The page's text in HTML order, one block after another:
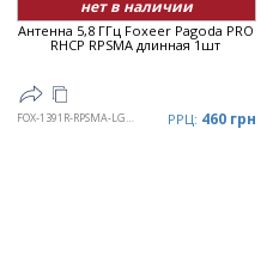
нет в наличии
Антенна 5,8 ГГц Foxeer Pagoda PRO
RHCP RPSMA длинная 1шт
FOX-1391R-RPSMA-LG-BL РРЦ: 460 грн